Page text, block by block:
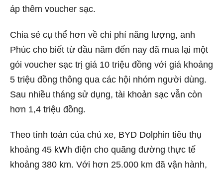
áp thêm voucher sạc.
Chia sẻ cụ thể hơn về chi phí năng lượng, anh
Phúc cho biết từ đầu năm đến nay đã mua lại một
gói voucher sạc trị giá 10 triệu đồng với giá khoảng
5 triệu đồng thông qua các hội nhóm người dùng.
Sau nhiều tháng sử dụng, tài khoản sạc vẫn còn
hơn 1,4 triệu đồng.
Theo tính toán của chủ xe, BYD Dolphin tiêu thụ
khoảng 45 kWh điện cho quãng đường thực tế
khoảng 380 km. Với hơn 25.000 km đã vận hành,